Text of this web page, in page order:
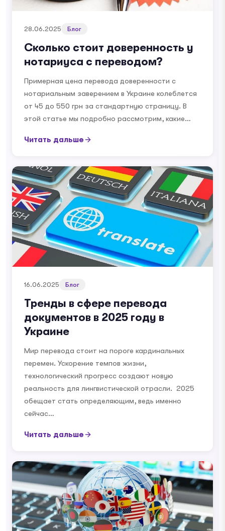
28.06.2025 Блог
Сколько стоит доверенность у
нотариуса с переводом?
Примерная цена перевода доверенности с
нотариальным заверением в Украине колеблется
от 45 до 550 грн за стандартную страницу. В
этой статье мы подробно рассмотрим, какие…
Читать дальше
16.06.2025 Блог
Тренды в сфере перевода
документов в 2025 году в
Украине
Мир перевода стоит на пороге кардинальных
перемен. Ускорение темпов жизни,
технологический прогресс создают новую
реальность для лингвистической отрасли. 2025
обещает стать определяющим, ведь именно
сейчас…
Читать дальше